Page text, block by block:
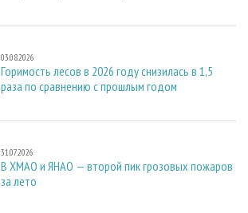
03.08.2026
Горимость лесов в 2026 году снизилась в 1,5
раза по сравнению с прошлым годом
31.07.2026
В ХМАО и ЯНАО — второй пик грозовых пожаров
за лето